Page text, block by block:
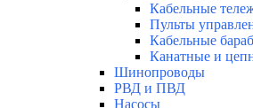
Кабельные
Пульты
Кабельные
Канатные и
Шинопроводы
РВД и ПВД
Насосы